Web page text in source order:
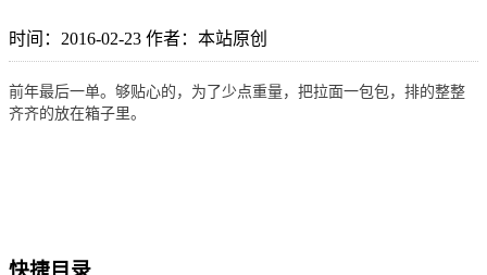
时间：2016-02-23 作者：本站原创
前年最后一单。够贴心的，为了少点重量，把拉面一包包，排的整整
齐齐的放在箱子里。